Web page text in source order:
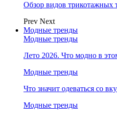
Обзор видов трикотажных
Prev Next
Модные тренды
Модные тренды
Лето 2026. Что модно в
Модные тренды
Что значит одеваться со
Модные тренды